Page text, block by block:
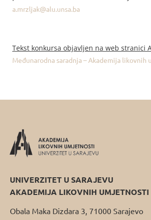
a.mrzljak@alu.unsa.ba
Tekst konkursa objavljen na web stranici
Međunarodna saradnja – Akademija likovnih
UNIVERZITET U SARAJEVU
AKADEMIJA LIKOVNIH UMJETNOSTI
Obala Maka Dizdara 3, 71000 Sarajevo